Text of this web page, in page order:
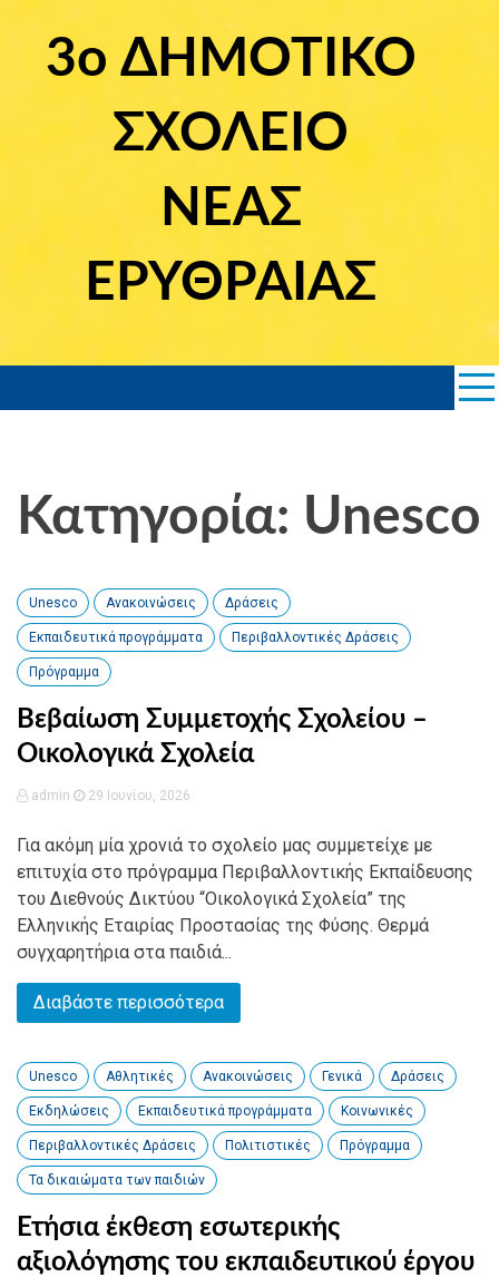
content3ο ΔΗΜΟΤΙΚΟ
ΣΧΟΛΕΙΟ
ΝΕΑΣ
ΕΡΥΘΡΑΙΑΣ
Κατηγορία: Unesco
Unesco Ανακοινώσεις Δράσεις
Εκπαιδευτικά προγράμματα Περιβαλλοντικές Δράσεις
Πρόγραμμα
Βεβαίωση Συμμετοχής Σχολείου –
Οικολογικά Σχολεία
admin 29 Ιουνίου, 2026
Για ακόμη μία χρονιά το σχολείο μας συμμετείχε με
επιτυχία στο πρόγραμμα Περιβαλλοντικής Εκπαίδευσης
του Διεθνούς Δικτύου “Οικολογικά Σχολεία” της
Ελληνικής Εταιρίας Προστασίας της Φύσης. Θερμά
συγχαρητήρια στα παιδιά...
Διαβάστε περισσότερα
Unesco Αθλητικές Ανακοινώσεις Γενικά Δράσεις
Εκδηλώσεις Εκπαιδευτικά προγράμματα Κοινωνικές
Περιβαλλοντικές Δράσεις Πολιτιστικές Πρόγραμμα
Τα δικαιώματα των παιδιών
Ετήσια έκθεση εσωτερικής
αξιολόγησης του εκπαιδευτικού έργου